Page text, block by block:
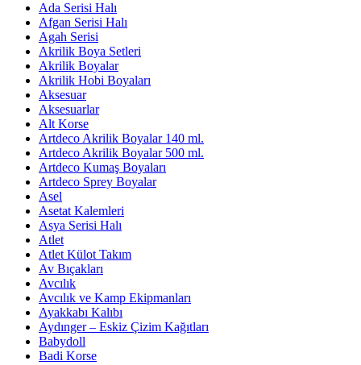
Ada Serisi Halı
Afgan Serisi Halı
Agah Serisi
Akrilik Boya Setleri
Akrilik Boyalar
Akrilik Hobi Boyaları
Aksesuar
Aksesuarlar
Alt Korse
Artdeco Akrilik Boyalar 140 ml.
Artdeco Akrilik Boyalar 500 ml.
Artdeco Kumaş Boyaları
Artdeco Sprey Boyalar
Asel
Asetat Kalemleri
Asya Serisi Halı
Atlet
Atlet Külot Takım
Av Bıçakları
Avcılık
Avcılık ve Kamp Ekipmanları
Ayakkabı Kalıbı
Aydınger – Eskiz Çizim Kağıtları
Babydoll
Badi Korse